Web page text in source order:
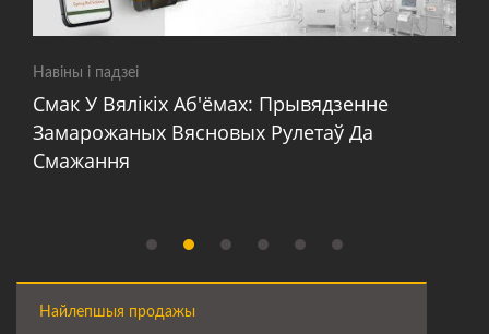
Навіны і падзеі
Смак У Вялікіх Аб'ёмах: Прывядзенне
Замарожаных Вясновых Рулетаў Да
Смажання
Найлепшыя продажы